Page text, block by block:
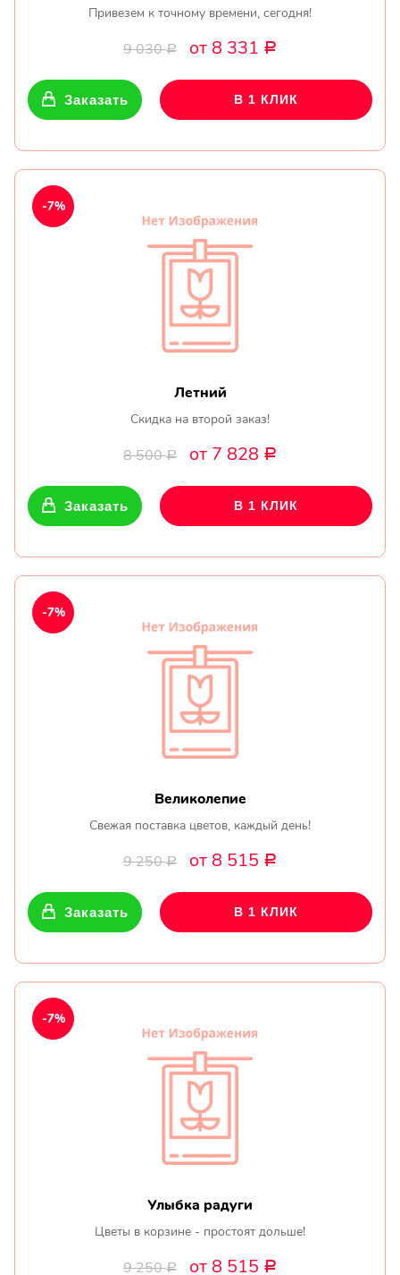
Привезем к точному времени, сегодня!
9 030Р от 8 331 Р
Заказать В 1 КЛИК
Летний
Скидка на второй заказ!
8 500Р от 7 828 Р
-7%
Заказать В 1 КЛИК
Великолепие
Свежая поставка цветов, каждый день!
9 250Р от 8 515 Р
-7%
Заказать В 1 КЛИК
Улыбка радуги
Цветы в корзине - простоят дольше!
9 250Р от 8 515 Р
-7%